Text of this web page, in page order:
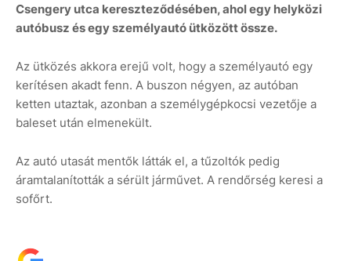
Csengery utca kereszteződésében, ahol egy helyközi
autóbusz és egy személyautó ütközött össze.
Az ütközés akkora erejű volt, hogy a személyautó egy
kerítésen akadt fenn. A buszon négyen, az autóban
ketten utaztak, azonban a személygépkocsi vezetője a
baleset után elmenekült.
Az autó utasát mentők látták el, a tűzoltók pedig
áramtalanították a sérült járművet. A rendőrség keresi a
sofőrt.